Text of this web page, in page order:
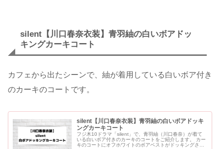
silent【川口春奈衣装】青羽紬の白いボアドッ
キングカーキコート
カフェから出たシーンで、紬が着用している白いボア付き
のカーキのコートです。
silent【川口春奈衣装】青羽紬の白いボアドッキ
ングカーキコート
フジ木10ドラマ「silent」で、青羽紬（川口春奈）が着て
いる白いボア付きのカーキのコートをご紹介します。 カー
キのコートにオフホワイトのボアベストがドッキングされ